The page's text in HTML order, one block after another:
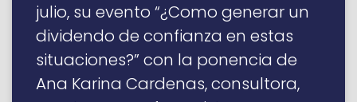
julio, su evento “¿Como generar un
dividendo de confianza en estas
situaciones?” con la ponencia de
Ana Karina Cardenas, consultora,